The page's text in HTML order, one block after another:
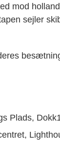
mod
sejler
Plads,